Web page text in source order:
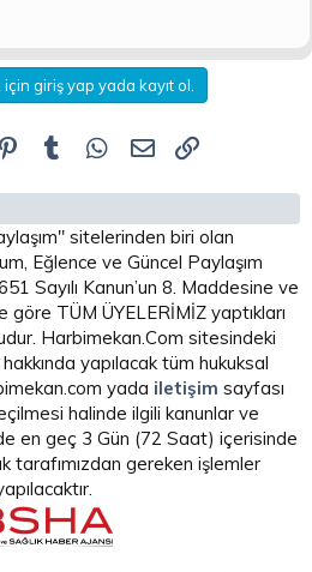
giriş yap yada kayıt ol.
Pinterest
Tumblr WhatsApp
E-posta
sitelerinden biri olan
Eğlence ve Güncel Paylaşım
Sayılı Kanun’un 8. Maddesine ve
göre TÜM ÜYELERİMİZ yaptıkları
Harbimekan.Com sitesindeki
yapılacak tüm hukuksal
yada iletişim sayfası
halinde ilgili kanunlar ve
en geç 3 Gün (72 Saat) içerisinde
tarafımızdan gereken işlemler